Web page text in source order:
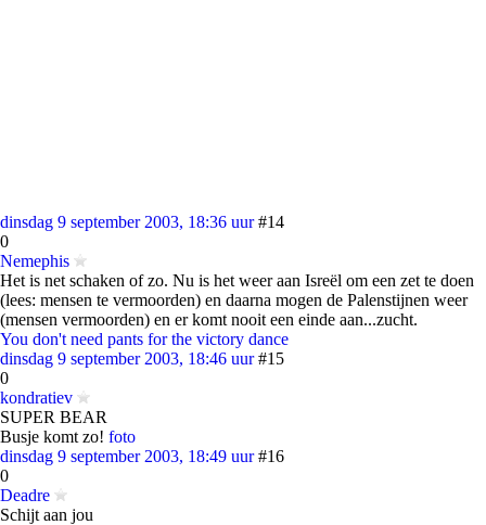
dinsdag 9 september 2003, 18:36 uur #14
0
Nemephis
Het is net schaken of zo. Nu is het weer aan Isreël om een zet te doen
(lees: mensen te vermoorden) en daarna mogen de Palenstijnen weer
(mensen vermoorden) en er komt nooit een einde aan...zucht.
You don't need pants for the victory dance
dinsdag 9 september 2003, 18:46 uur #15
0
kondratiev
SUPER BEAR
Busje komt zo! foto
dinsdag 9 september 2003, 18:49 uur #16
0
Deadre
Schijt aan jou